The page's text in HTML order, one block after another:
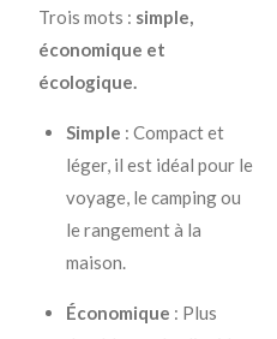
Trois mots : simple,
économique et
écologique.
Simple : Compact et
léger, il est idéal pour le
voyage, le camping ou
le rangement à la
maison.
Économique : Plus